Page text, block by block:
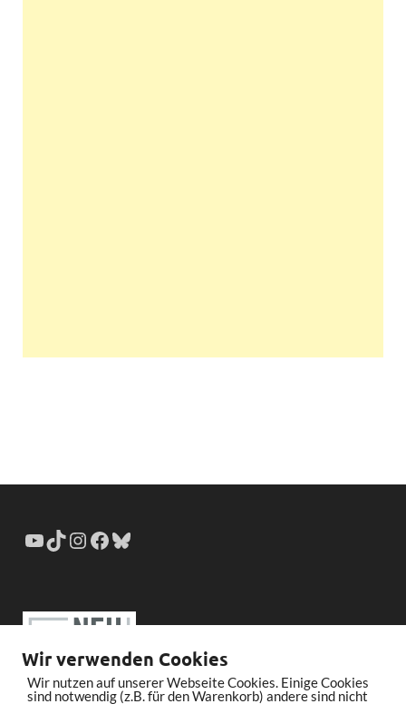
Wir verwenden Cookies
Wir nutzen auf unserer Webseite Cookies. Einige Cookies
sind notwendig (z.B. für den Warenkorb) andere sind nicht